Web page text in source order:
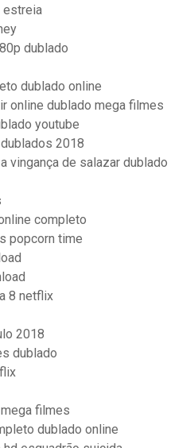
estreia
dublado
dublado online
online dublado mega filmes
youtube
2018
vingança de salazar dublado
completo
popcorn time
8 netflix
2018
dublado
filmes
dublado online